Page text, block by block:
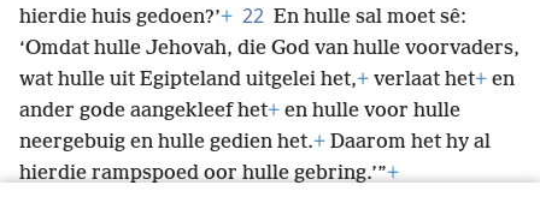
hierdie huis gedoen?’+ 22 En hulle sal moet sê:
‘Omdat hulle Jehovah, die God van hulle voorvaders,
wat hulle uit Egipteland uitgelei het,+ verlaat het+ en
ander gode aangekleef het+ en hulle voor hulle
neergebuig en hulle gedien het.+ Daarom het hy al
hierdie rampspoed oor hulle gebring.’”+